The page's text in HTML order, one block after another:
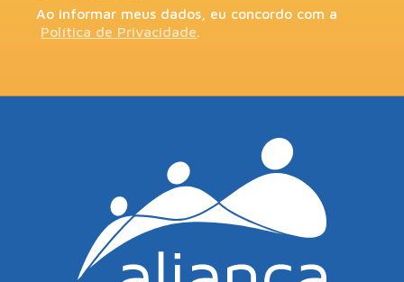
Ao informar meus dados, eu concordo com a
Política de Privacidade.